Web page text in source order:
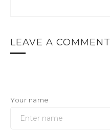
LEAVE A COMMENT
Your name